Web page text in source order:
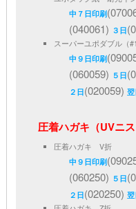
中７日印刷
(040061) ３日
スーパーユポダブル（
中９日印刷
(060059) ５日
２日(020059)翌
圧着ハガキ（UVニス
圧着ハガキ V折
中９日印刷
(060250) ５日
２日(020250)翌